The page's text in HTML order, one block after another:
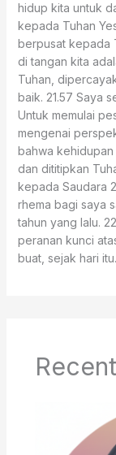
hidup kita untuk
kepada Tuhan
berpusat kepada
di tangan kita
Tuhan,
baik. 21.57 Saya
Untuk memulai
mengenai
bahwa kehidupan
dan dititipkan
kepada Saudara
rhema bagi saya
tahun yang lalu.
peranan kunci
buat, sejak hari itu.